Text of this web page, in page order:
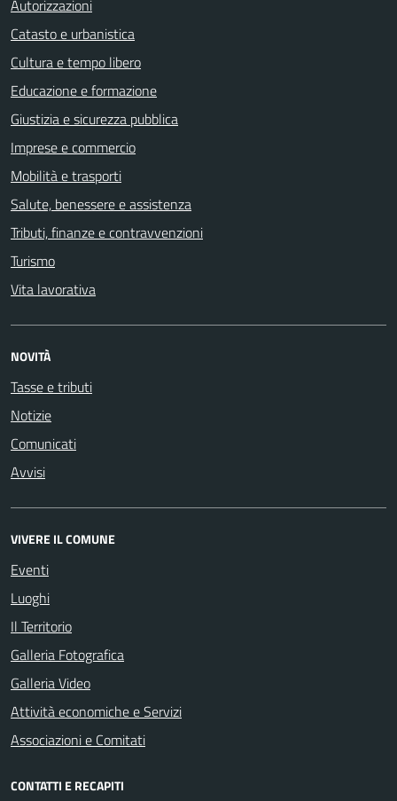
Autorizzazioni
Catasto e urbanistica
Cultura e tempo libero
Educazione e formazione
Giustizia e sicurezza pubblica
Imprese e commercio
Mobilità e trasporti
Salute, benessere e assistenza
Tributi, finanze e contravvenzioni
Turismo
Vita lavorativa
NOVITÀ
Tasse e tributi
Notizie
Comunicati
Avvisi
VIVERE IL COMUNE
Eventi
Luoghi
Il Territorio
Galleria Fotografica
Galleria Video
Attività economiche e Servizi
Associazioni e Comitati
CONTATTI E RECAPITI